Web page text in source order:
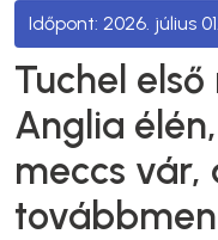
2026. július
Tuchel
Anglia
meccs vár,